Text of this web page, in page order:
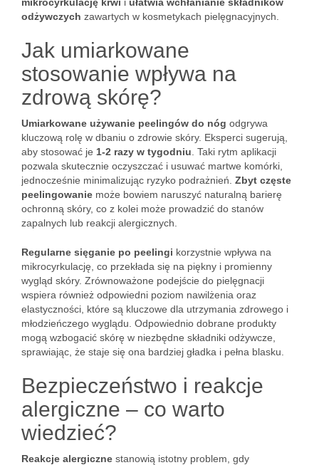
odżywczych zawartych w kosmetykach pielęgnacyjnych.
Jak umiarkowane
stosowanie wpływa na
zdrową skórę?
Umiarkowane używanie peelingów do nóg odgrywa
kluczową rolę w dbaniu o zdrowie skóry. Eksperci sugerują,
aby stosować je 1-2 razy w tygodniu . Taki rytm aplikacji
pozwala skutecznie oczyszczać i usuwać martwe komórki,
jednocześnie minimalizując ryzyko podrażnień. Zbyt częste
peelingowanie może bowiem naruszyć naturalną barierę
ochronną skóry, co z kolei może prowadzić do stanów
zapalnych lub reakcji alergicznych.
Regularne sięganie po peelingi korzystnie wpływa na
mikrocyrkulację, co przekłada się na piękny i promienny
wygląd skóry. Zrównoważone podejście do pielęgnacji
wspiera również odpowiedni poziom nawilżenia oraz
elastyczności, które są kluczowe dla utrzymania zdrowego i
młodzieńczego wyglądu. Odpowiednio dobrane produkty
mogą wzbogacić skórę w niezbędne składniki odżywcze,
sprawiając, że staje się ona bardziej gładka i pełna blasku.
Bezpieczeństwo i reakcje
alergiczne – co warto
wiedzieć?
Reakcje alergiczne stanowią istotny problem, gdy